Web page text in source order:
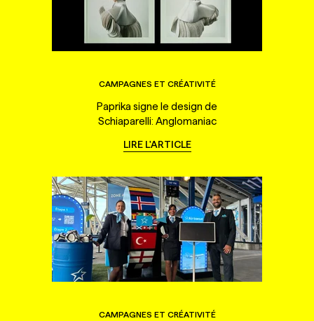
CAMPAGNES ET CRÉATIVITÉ
Paprika signe le design de
Schiaparelli: Anglomaniac
LIRE L'ARTICLE
CAMPAGNES ET CRÉATIVITÉ